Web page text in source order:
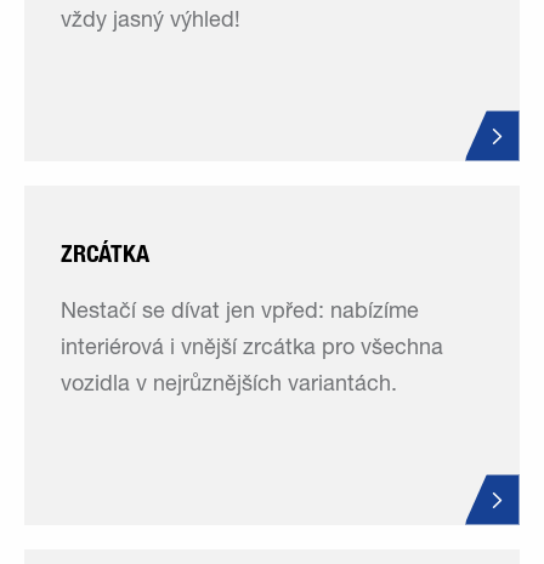
vždy jasný výhled!
ZRCÁTKA
Nestačí se dívat jen vpřed: nabízíme
interiérová i vnější zrcátka pro všechna
vozidla v nejrůznějších variantách.